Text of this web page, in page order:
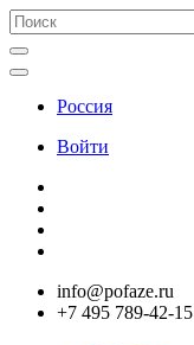
Россия
Войти
info@pofaze.ru
+7 495 789-42-15